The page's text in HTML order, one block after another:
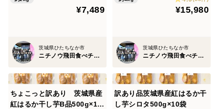
¥7,489
茨城県ひたちなか市
ニチノウ飛田食べチョク店
¥15,980
茨城県ひたちなか市
ニチノウ飛田食べチョク店
ちょこっと訳あり 茨城県産
紅はるか干し芋B品500g×10
訳あり品茨城県産紅はるか干
し芋シロタ500g×10袋